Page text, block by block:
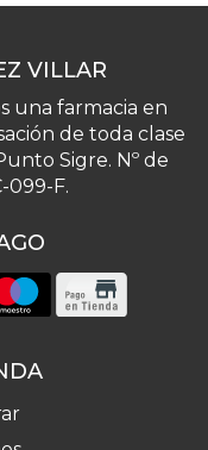
VILLAR
una farmacia en
de toda clase
Sigre. Nº de
099-F.